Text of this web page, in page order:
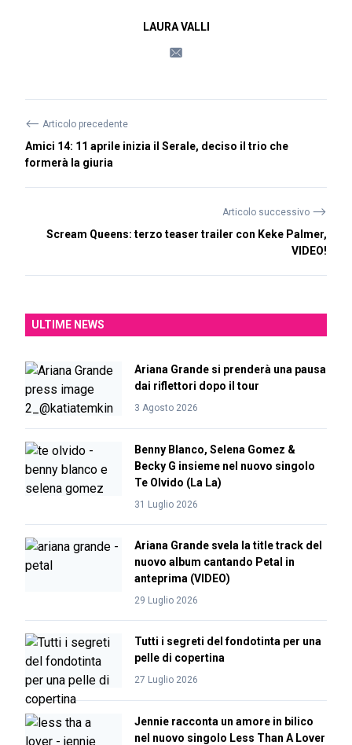
LAURA VALLI
⟵ Articolo precedente
Amici 14: 11 aprile inizia il Serale, deciso il trio che
formerà la giuria
Articolo successivo ⟶
Scream Queens: terzo teaser trailer con Keke Palmer,
VIDEO!
ULTIME NEWS
Ariana Grande si prenderà una pausa
dai riflettori dopo il tour
3 Agosto 2026
Benny Blanco, Selena Gomez &
Becky G insieme nel nuovo singolo
Te Olvido (La La)
31 Luglio 2026
Ariana Grande svela la title track del
nuovo album cantando Petal in
anteprima (VIDEO)
29 Luglio 2026
Tutti i segreti del fondotinta per una
pelle di copertina
27 Luglio 2026
Jennie racconta un amore in bilico
nel nuovo singolo Less Than A Lover